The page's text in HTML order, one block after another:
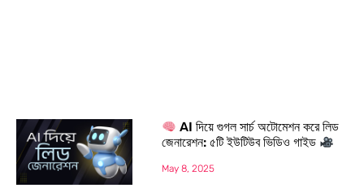
AI দিয়ে গুগল সার্চ অটোমেশন করে লিড
জেনারেশন: ৫টি ইউটিউব ভিডিও গাইড
May 8, 2025